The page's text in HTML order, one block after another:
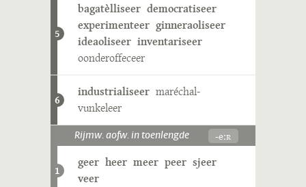
5
bagatèlliseer democratiseer
experimenteer ginneraoliseer
ideaoliseer inventariseer
oonderoffeceer
6
industrialiseer maréchal-
vunkeleer
Rijmw. aofw. in toenlengde -eːʀ
1
geer heer meer peer sjeer
veer